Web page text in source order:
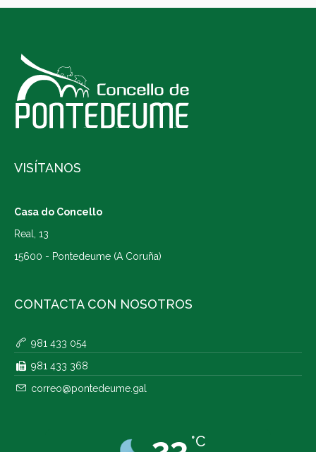
VISÍTANOS
Casa do Concello
Real, 13
15600 - Pontedeume (A Coruña)
CONTACTA CON NOSOTROS
981 433 054
981 433 368
correo@pontedeume.gal
°C